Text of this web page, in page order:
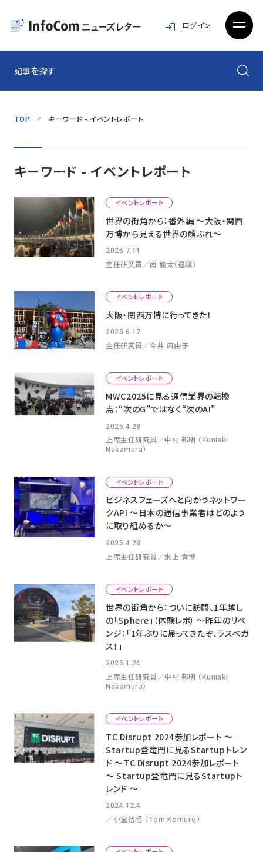
ログイン
記事を探す
TOP キーワード - イベントレポート
キーワード - イベントレポート
イベントレポート
世界の街角から：番外編 ～大阪・関西
万博から見える世界の顔ぶれ～
2025.7.11
主任研究員／南 龍太（退職）
イベントレポート
大阪・関西万博に行ってきた！
2025.6.17
主任研究員／今井 麻由子
イベントレポート
MWC2025に見る通信業界の転換
点：“次のG”ではなく“次のAI”
2025.4.28
上席主任研究員／中村 邦明 （Kuniaki
Nakamura）
イベントレポート
ビジネスフェーズへと向かうネットワー
クAPI ～日本の通信事業者はどのよう
に取り組めるか～
2025.4.28
上席主任研究員／水上 貴博
イベントレポート
世界の街角から：ついに訪問、1年越し
の「Sphere」（体験レポ） ～昨年のリベ
ンジ：「1年ぶりに帰ってきたぞ、ラスベガ
ス！」
2025.1.24
上席主任研究員／中村 邦明 （Kuniaki
Nakamura）
イベントレポート
TC Disrupt 2024参加レポート 〜
Startup登竜門に見るStartupトレン
ド 〜TC Disrupt 2024参加レポート
〜 Startup登竜門に見るStartupト
レンド 〜
2024.12.4
／小室智昭 （Tom Komuro）